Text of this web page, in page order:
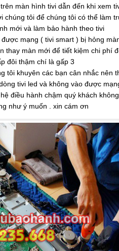
màn hình tivi dẫn đến khi xem
chúng tôi để chúng tôi có thể làm
mới và làm bảo hành theo tivi
mạng ( tivi smart ) bị hỏng
thay màn mới để tiết kiệm chi phí
đôi thậm chí là gấp 3
tôi khuyên các bạn cân nhắc nên
tivi led và không vào được
điều hành chậm quý khách
như ý muốn . xin cám ơn